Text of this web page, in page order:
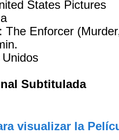
States Pictures
The Enforcer
Subtitulada
visualizar la